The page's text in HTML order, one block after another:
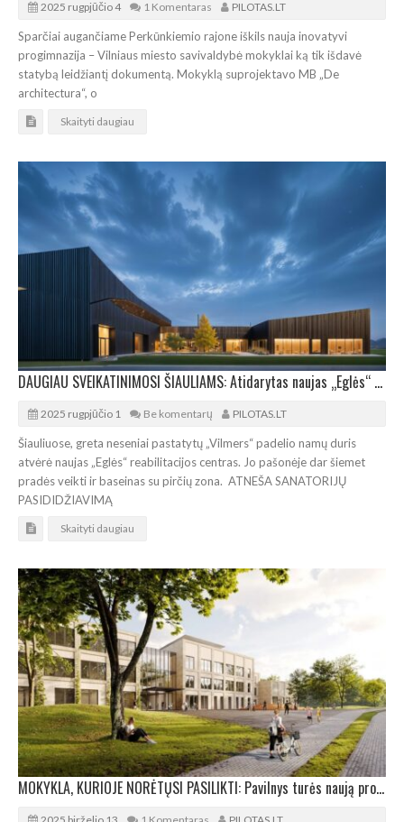
2025 rugpjūčio 4 1 Komentaras PILOTAS.LT
Sparčiai augančiame Perkūnkiemio rajone iškils nauja inovatyvi
progimnazija – Vilniaus miesto savivaldybė mokyklai ką tik išdavė
statybą leidžiantį dokumentą. Mokyklą suprojektavo MB „De
architectura“, o
Skaityti daugiau
DAUGIAU SVEIKATINIMOSI ŠIAULIAMS: Atidarytas naujas „Eglės“ reabilitacijos centras
2025 rugpjūčio 1 Be komentarų PILOTAS.LT
Šiauliuose, greta neseniai pastatytų „Vilmers“ padelio namų duris
atvėrė naujas „Eglės“ reabilitacijos centras. Jo pašonėje dar šiemet
pradės veikti ir baseinas su pirčių zona. ATNEŠA SANATORIJŲ
PASIDIDŽIAVIMĄ
Skaityti daugiau
MOKYKLA, KURIOJE NORĖTŲSI PASILIKTI: Pavilnys turės naują progimnaziją